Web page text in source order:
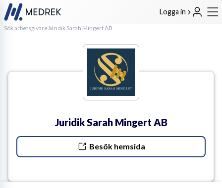
Logga in
Sök arbetsgivareJuridik Sarah Mingert AB
Juridik Sarah Mingert AB
Besök hemsida